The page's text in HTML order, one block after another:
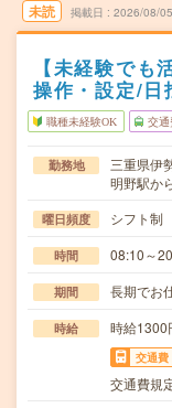
未読 掲載日 2026/08/05
【未経験でも
操作・設定/日
職種未経験OK 交通
勤務地
三重県伊
明野駅か
曜日頻度 シフト制
時間 08:10～
期間 長期でお
時給 時給1300
交通費
交通費規